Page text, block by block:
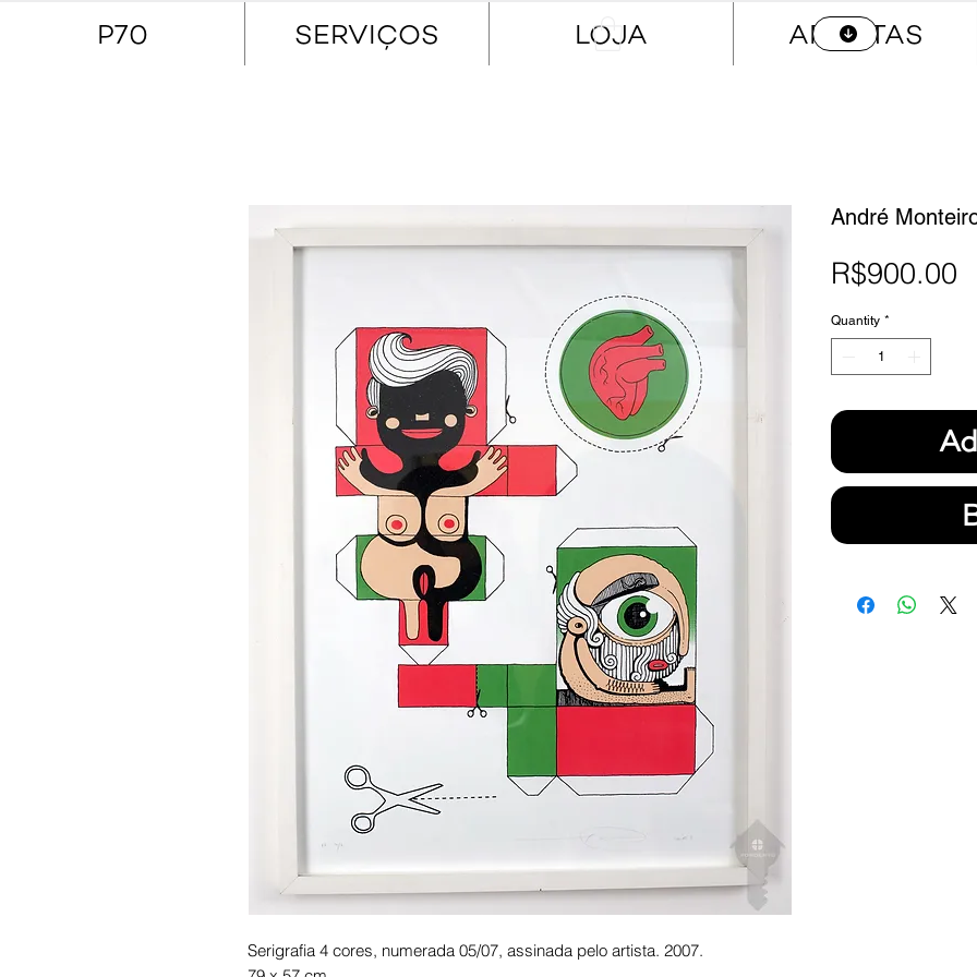
P70 SERVIÇOS LOJA ARTISTAS
Serigrafia 4 cores, numerada 05/07, assinada pelo artista. 2007.
André
R$900.00
Quantity *